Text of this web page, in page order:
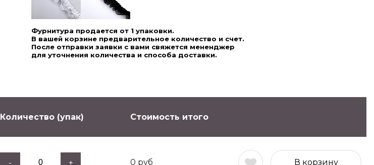
Фурнитура продается от 1 упаковки.
В вашей корзине предварительное количество и счет.
После отправки заявки с вами свяжется мененджер
для уточнения количества и способа доставки.
Количество (упак) Стоимость итого
- + 0 руб В корзину